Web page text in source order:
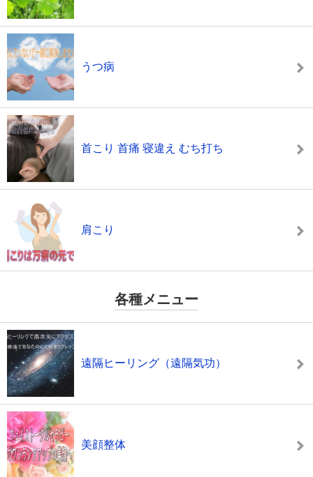
うつ病
首こり 首痛 寝違え むち打ち
肩こり
各種メニュー
遠隔ヒーリング（遠隔気功）
美顔整体